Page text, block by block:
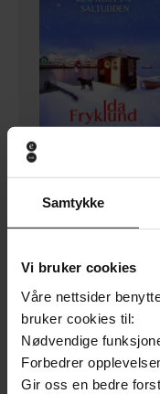
Samtykke
Vi bruker cookies
Våre nettsider
bruker cookies til:
Nødvendige
Forbedrer
Gir oss en bedre
349,-
Rimfrost på
Ida Fryklund
Premium